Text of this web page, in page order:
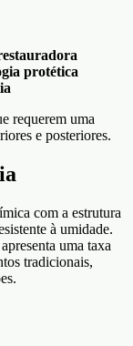
protética
requerem uma
e posteriores.
com a estrutura
à umidade.
uma taxa
tradicionais,